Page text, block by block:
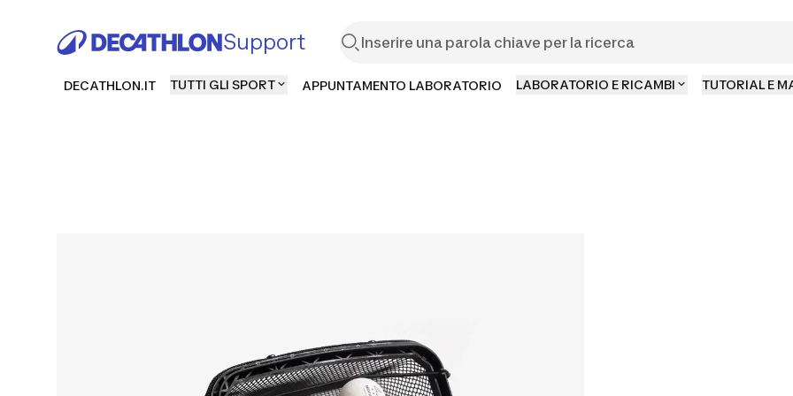
Support
DECATHLON.IT TUTTI GLI SPORT APPUNTAMENTO LABORATORIO LABORATORIO E RICAMBI TUTORIAL E